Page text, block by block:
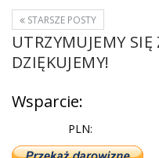
STARSZE POSTY
UTRZYMUJEMY
DZIĘKUJEMY!
Wsparcie:
PLN: